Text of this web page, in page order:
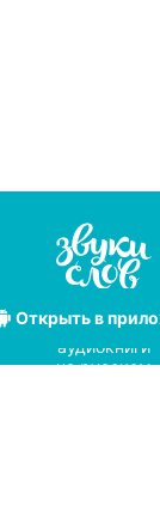
Открытьв
Лучшие
аудиокниги
на русском